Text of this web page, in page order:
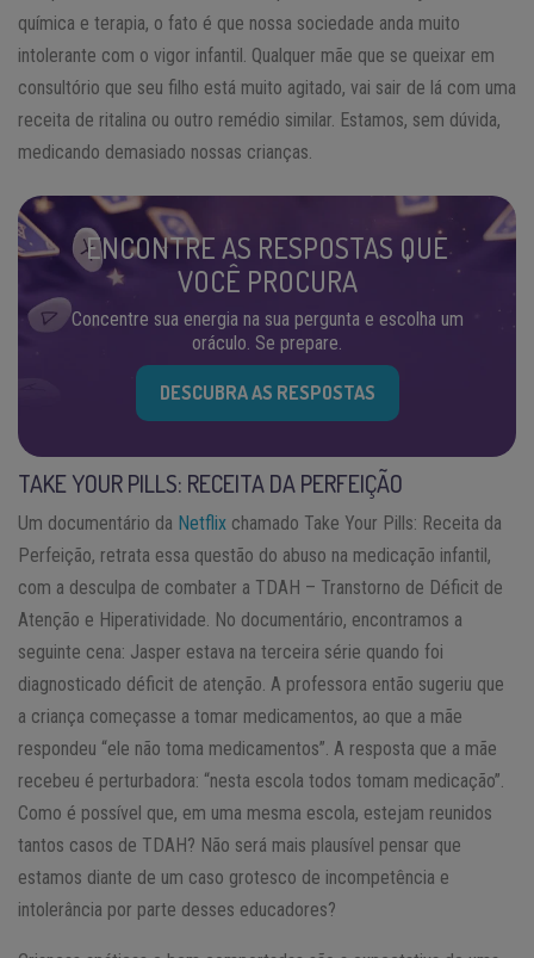
química e terapia, o fato é que nossa sociedade anda muito
intolerante com o vigor infantil. Qualquer mãe que se queixar em
consultório que seu filho está muito agitado, vai sair de lá com uma
receita de ritalina ou outro remédio similar. Estamos, sem dúvida,
medicando demasiado nossas crianças.
ENCONTRE AS RESPOSTAS QUE
VOCÊ PROCURA
Concentre sua energia na sua pergunta e escolha um
oráculo. Se prepare.
DESCUBRA AS RESPOSTAS
TAKE YOUR PILLS: RECEITA DA PERFEIÇÃO
Um documentário da Netflix chamado Take Your Pills: Receita da
Perfeição, retrata essa questão do abuso na medicação infantil,
com a desculpa de combater a TDAH – Transtorno de Déficit de
Atenção e Hiperatividade. No documentário, encontramos a
seguinte cena: Jasper estava na terceira série quando foi
diagnosticado déficit de atenção. A professora então sugeriu que
a criança começasse a tomar medicamentos, ao que a mãe
respondeu “ele não toma medicamentos”. A resposta que a mãe
recebeu é perturbadora: “nesta escola todos tomam medicação”.
Como é possível que, em uma mesma escola, estejam reunidos
tantos casos de TDAH? Não será mais plausível pensar que
estamos diante de um caso grotesco de incompetência e
intolerância por parte desses educadores?